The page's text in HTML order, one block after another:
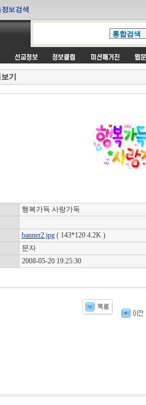
기
행복가득 사랑가둑
banner2.jpg( 143*120 4.2K )
문자
2008-05-20 19:25:30